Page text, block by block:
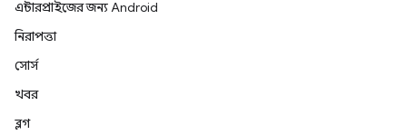
এন্টারপ্রাইজের জন্য Android
নিরাপত্তা
সোর্স
খবর
ব্লগ